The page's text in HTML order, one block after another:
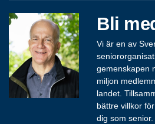
Bli
Vi är en av
gemenskapen
miljon
landet.
bättre villkor
dig som senior.